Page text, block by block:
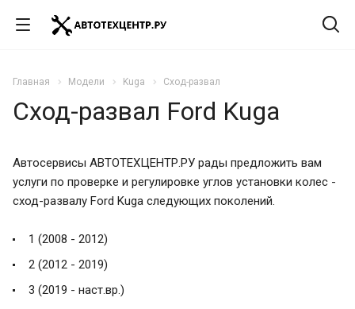
Главная Модели Kuga Сход-развал
Сход-развал Ford Kuga
Автосервисы АВТОТЕХЦЕНТР.РУ рады предложить вам
услуги по проверке и регулировке углов установки колес -
сход-развалу Ford Kuga следующих поколений.
1 (2008 - 2012)
2 (2012 - 2019)
3 (2019 - наст.вр.)